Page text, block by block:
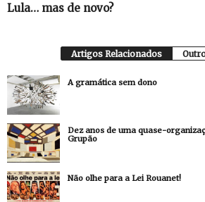
Lula… mas de novo?
Artigos Relacionados
A gramática sem dono
Dez anos de uma quase-
Grupão
Não olhe para a Lei Rouanet!